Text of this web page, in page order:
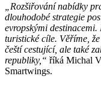
„Rozšiřování nabídky
dlouhodobé strategie
evropskými
turistické cíle. Věříme,
čeští cestující, ale také
republiky,“ říká Michal
Smartwings.